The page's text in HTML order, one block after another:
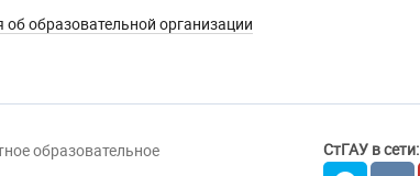
об образовательной организации
образовательное
СтГАУ в сети: